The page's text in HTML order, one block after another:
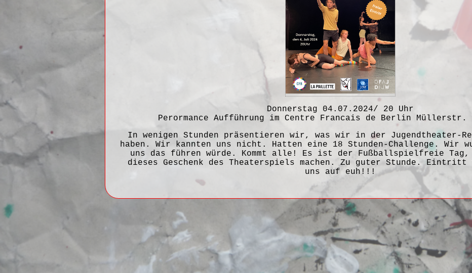
Donnerstag 04.07.2024/ 20 Uhr
Perormance Aufführung im Centre Francais de Berlin Müllerstr.
In wenigen Stunden präsentieren wir, was wir in der Jugendtheater-
haben. Wir kannten uns nicht. Hatten eine 18 Stunden-Challenge. Wir
uns das führen würde. Kommt alle! Es ist der Fußballspielfreie Tag,
dieses Geschenk des Theaterspiels machen. Zu guter Stunde.
uns auf euh!!!